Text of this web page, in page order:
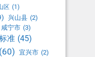
区 (1)
兴山县 (2)
咸宁市 (3)
准 (45)
(60) 宜兴市 (2)